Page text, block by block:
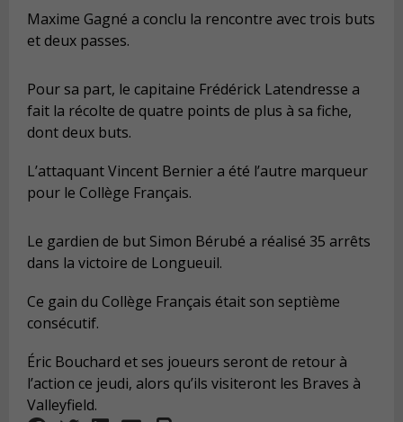
Maxime Gagné a conclu la rencontre avec trois buts
et deux passes.
Pour sa part, le capitaine Frédérick Latendresse a
fait la récolte de quatre points de plus à sa fiche,
dont deux buts.
L’attaquant Vincent Bernier a été l’autre marqueur
pour le Collège Français.
Le gardien de but Simon Bérubé a réalisé 35 arrêts
dans la victoire de Longueuil.
Ce gain du Collège Français était son septième
consécutif.
Éric Bouchard et ses joueurs seront de retour à
l’action ce jeudi, alors qu’ils visiteront les Braves à
Valleyfield.